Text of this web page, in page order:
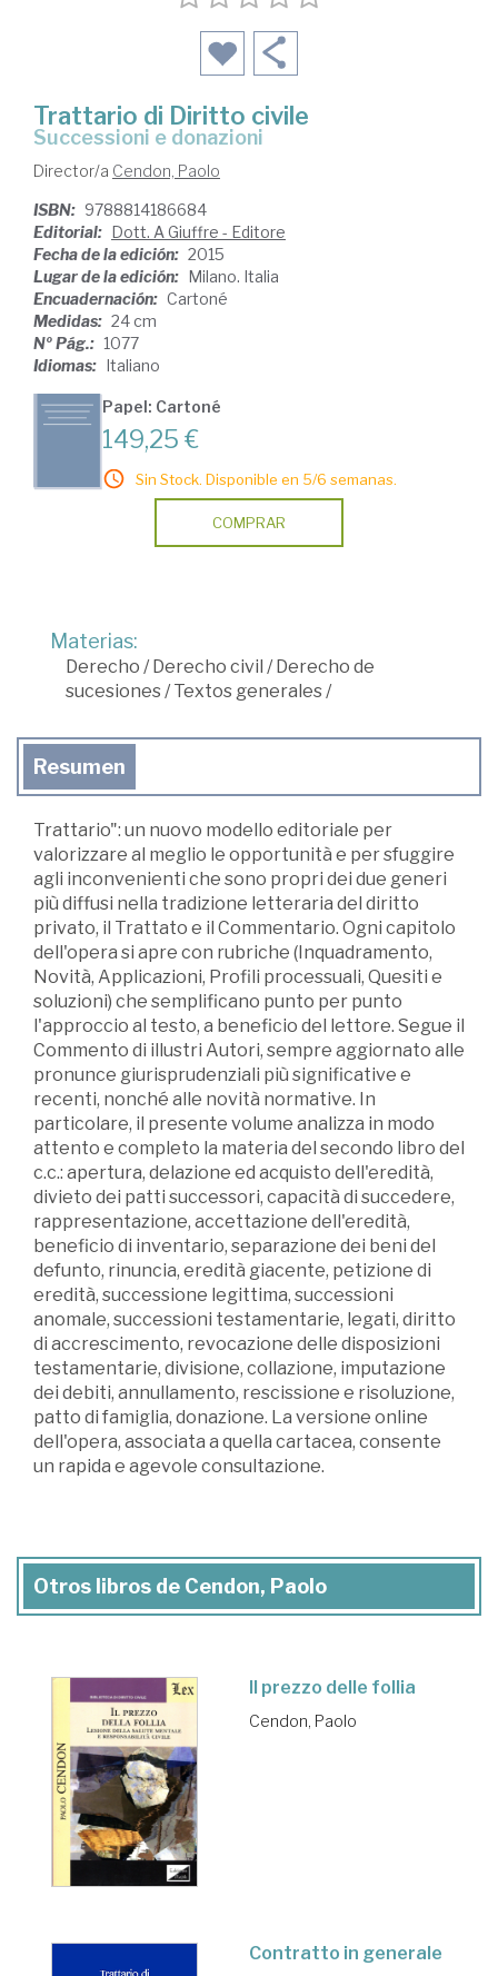
Trattario di Diritto civile
successioni e donazioni
Director/a Cendon, Paolo
ISBN: 9788814186684
Editorial: Dott. A Giuffre - Editore
Fecha de la edición: 2015
Lugar de la edición: Milano. Italia
Encuadernación: Cartoné
Medidas: 24 cm
Nº Pág.: 1077
Idiomas: Italiano
Papel: Cartoné
149,25 €
Sin Stock. Disponible en 5/6 semanas.
COMPRAR
Materias:
Derecho / Derecho civil / Derecho de
sucesiones/Textos generales/
Resumen
Trattario": un nuovo modello editoriale per
valorizzare al meglio le opportunità e per sfuggire
agli inconvenienti che sono propri dei due generi
più diffusi nella tradizione letteraria del diritto
privato, il Trattato e il Commentario. Ogni capitolo
dell'opera si apre con rubriche (Inquadramento,
Novità, Applicazioni, Profili processuali, Quesiti e
soluzioni) che semplificano punto per punto
l'approccio al testo, a beneficio del lettore. Segue il
Commento di illustri Autori, sempre aggiornato alle
pronunce giurisprudenziali più significative e
recenti, nonché alle novità normative. In
particolare, il presente volume analizza in modo
attento e completo la materia del secondo libro del
c.c.: apertura, delazione ed acquisto dell'eredità,
divieto dei patti successori, capacità di succedere,
rappresentazione, accettazione dell'eredità,
beneficio di inventario, separazione dei beni del
defunto, rinuncia, eredità giacente, petizione di
eredità, successione legittima, successioni
anomale, successioni testamentarie, legati, diritto
di accrescimento, revocazione delle disposizioni
testamentarie, divisione, collazione, imputazione
dei debiti, annullamento, rescissione e risoluzione,
patto di famiglia, donazione. La versione online
dell'opera, associata a quella cartacea, consente
un rapida e agevole consultazione.
Otros libros de Cendon, Paolo
Il prezzo delle follia
Cendon, Paolo
Contratto in generale